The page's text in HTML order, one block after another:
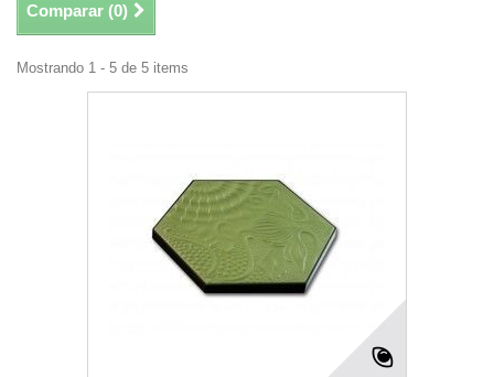
Comparar (0)
Mostrando 1 - 5 de 5 items